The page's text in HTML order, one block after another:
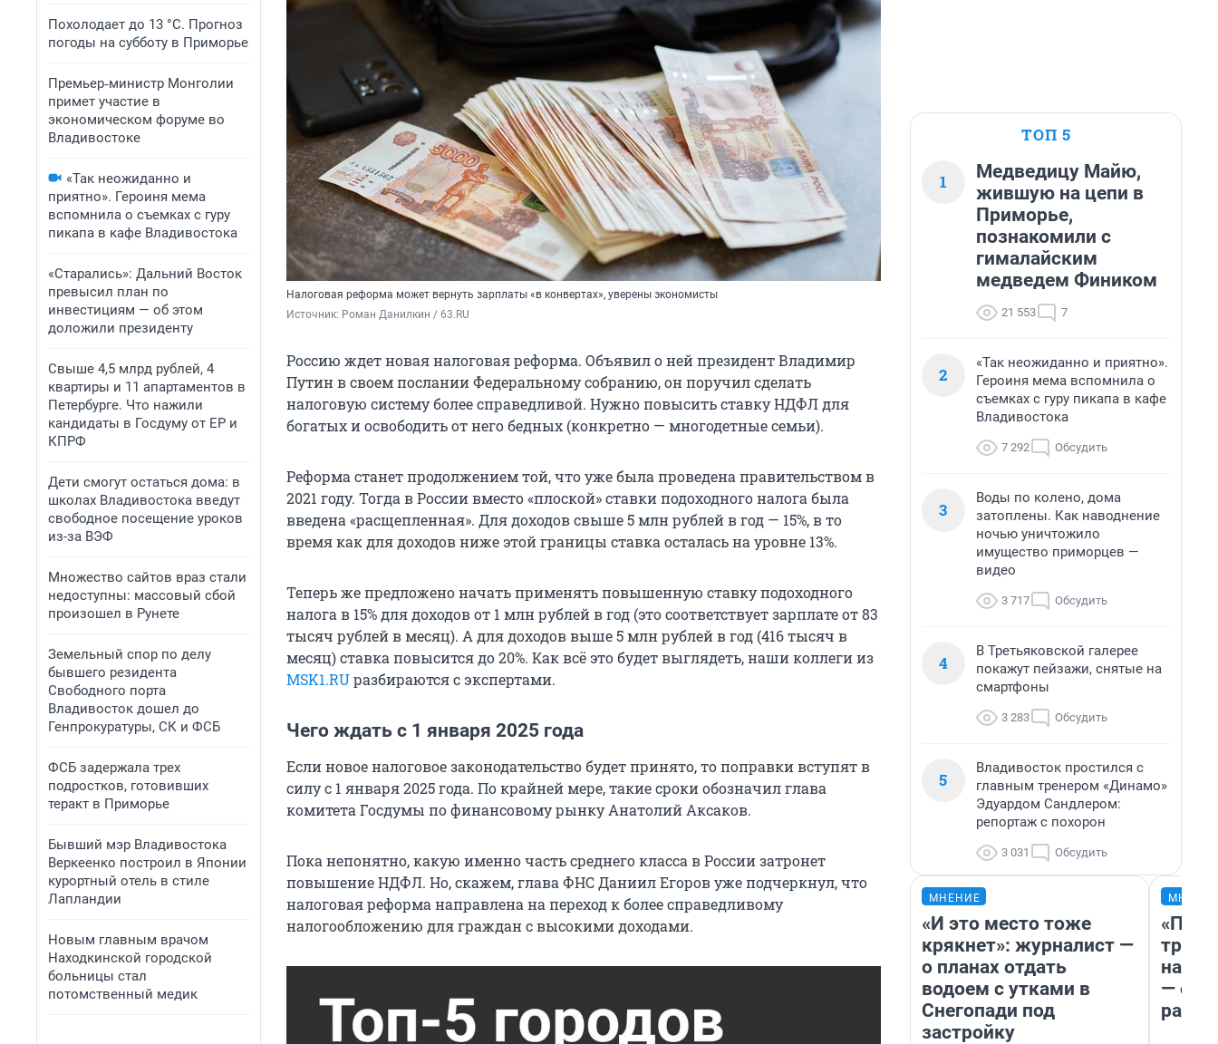
Похолодает до 13 °C. Прогноз
погоды на субботу в Приморье
Премьер‑министр Монголии
примет участие в
экономическом форуме во
Владивостоке
«Так неожиданно и
приятно». Героиня мема
вспомнила о съемках с гуру
пикапа в кафе Владивостока
«Старались»: Дальний Восток
превысил план по
инвестициям — об этом
доложили президенту
Свыше 4,5 млрд рублей, 4
квартиры и 11 апартаментов в
Петербурге. Что нажили
кандидаты в Госдуму от ЕР и
КПРФ
Дети смогут остаться дома: в
школах Владивостока введут
свободное посещение уроков
из-за ВЭФ
Множество сайтов враз стали
недоступны: массовый сбой
произошел в Рунете
Земельный спор по делу
бывшего резидента
Свободного порта
Владивосток дошел до
Генпрокуратуры, СК и ФСБ
ФСБ задержала трех
подростков, готовивших
теракт в Приморье
Бывший мэр Владивостока
Веркеенко построил в Японии
курортный отель в стиле
Лапландии
Новым главным врачом
Находкинской городской
больницы стал
потомственный медик
Налоговая реформа может вернуть зарплаты «в конвертах», уверены экономисты
Источник: Роман Данилкин / 63.RU
Россию ждет новая налоговая реформа. Объявил о ней президент Владимир
Путин в своем послании Федеральному собранию, он поручил сделать
налоговую систему более справедливой. Нужно повысить ставку НДФЛ для
богатых и освободить от него бедных (конкретно — многодетные семьи).
Реформа станет продолжением той, что уже была проведена правительством в
2021 году. Тогда в России вместо «плоской» ставки подоходного налога была
введена «расщепленная». Для доходов свыше 5 млн рублей в год — 15%, в то
время как для доходов ниже этой границы ставка осталась на уровне 13%.
Теперь же предложено начать применять повышенную ставку подоходного
налога в 15% для доходов от 1 млн рублей в год (это соответствует зарплате от 83
тысяч рублей в месяц). А для доходов выше 5 млн рублей в год (416 тысяч в
месяц) ставка повысится до 20%. Как всё это будет выглядеть, наши коллеги из
MSK1.RUразбираются с экспертами.
Чего ждать с 1 января 2025 года
Если новое налоговое законодательство будет принято, то поправки вступят в
силу с 1 января 2025 года. По крайней мере, такие сроки обозначил глава
комитета Госдумы по финансовому рынку Анатолий Аксаков.
Пока непонятно, какую именно часть среднего класса в России затронет
повышение НДФЛ. Но, скажем, глава ФНС Даниил Егоров уже подчеркнул, что
налоговая реформа направлена на переход к более справедливому
налогообложению для граждан с высокими доходами.
ТОП 5
1
Медведицу Майю,
жившую на цепи в
Приморье,
познакомили с
гималайским
медведем Фиником
21 553 7
2
«Так неожиданно и приятно».
Героиня мема вспомнила о
съемках с гуру пикапа в кафе
Владивостока
7 292 Обсудить
3
Воды по колено, дома
затоплены. Как наводнение
ночью уничтожило
имущество приморцев —
видео
3 717 Обсудить
4
В Третьяковской галерее
покажут пейзажи, снятые на
смартфоны
3 283 Обсудить
5
Владивосток простился с
главным тренером «Динамо»
Эдуардом Сандлером:
репортаж с похорон
3 031 Обсудить
МНЕНИЕ
«И это место тоже
крякнет»: журналист —
о планах отдать
водоем с утками в
Снегопади под
застройку
на
— об